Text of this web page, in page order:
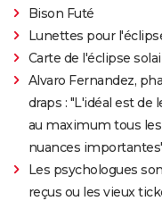
Bison Futé
Lunettes pour
Carte de l'éclipse
Alvaro Fernandez,
draps : "L'idéal est de
au maximum tous les
nuances
Les psychologues
reçus ou les vieux